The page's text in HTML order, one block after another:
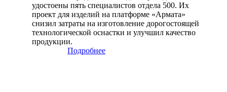
удостоены пять специалистов отдела 500. Их
проект для изделий на платформе «Армата»
снизил затраты на изготовление дорогостоящей
технологической оснастки и улучшил качество
продукции.
Подробнее